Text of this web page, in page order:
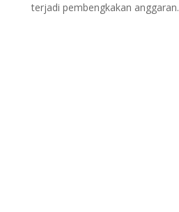
terjadi pembengkakan anggaran.